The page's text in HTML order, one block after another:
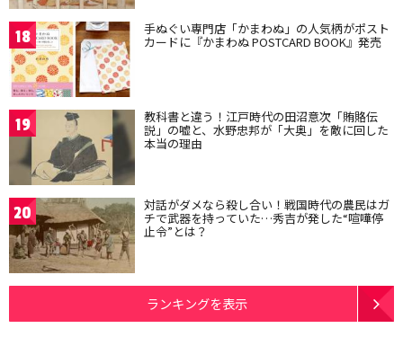
18 手ぬぐい専門店「かまわぬ」の人気柄がポスト
カードに『かまわぬ POSTCARD BOOK』発売
19 教科書と違う！江戸時代の田沼意次「賄賂伝
説」の嘘と、水野忠邦が「大奥」を敵に回した
本当の理由
20 対話がダメなら殺し合い！戦国時代の農民はガ
チで武器を持っていた…秀吉が発した“喧嘩停
止令”とは？
ランキングを表示